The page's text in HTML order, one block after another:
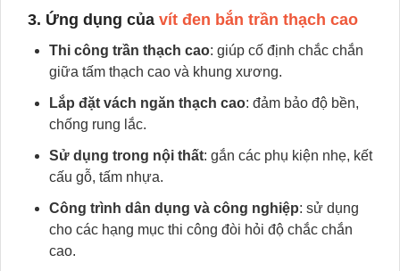
3. Ứng dụng của vít đen bắn trần thạch cao
Thi công trần thạch cao: giúp cố định chắc chắn
giữa tấm thạch cao và khung xương.
Lắp đặt vách ngăn thạch cao: đảm bảo độ bền,
chống rung lắc.
Sử dụng trong nội thất: gắn các phụ kiện nhẹ, kết
cấu gỗ, tấm nhựa.
Công trình dân dụng và công nghiệp: sử dụng
cho các hạng mục thi công đòi hỏi độ chắc chắn
cao.